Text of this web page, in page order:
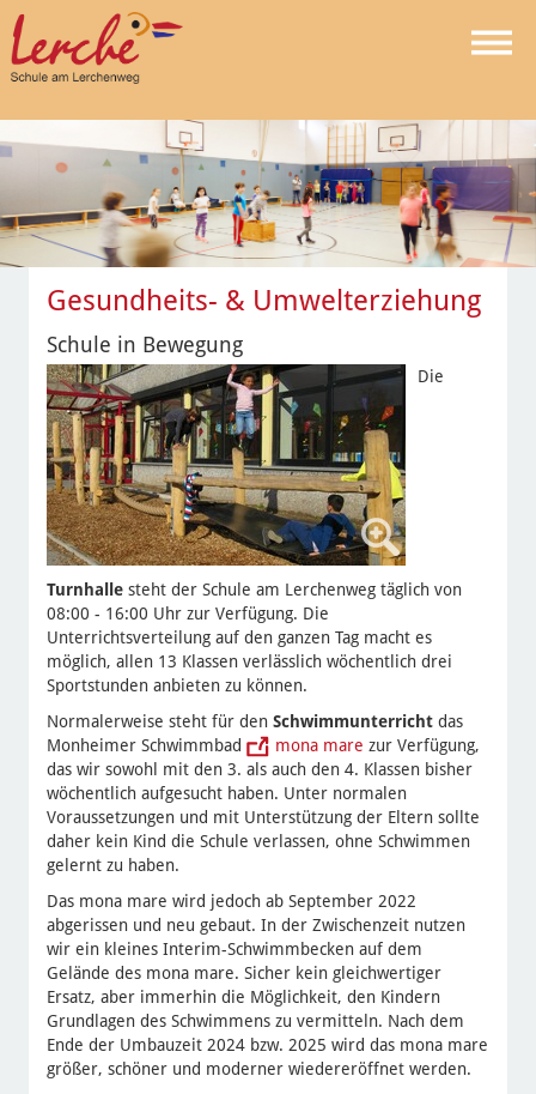
Gesundheits- & Umwelterziehung
Schule in Bewegung
Die
Turnhalle steht der Schule am Lerchenweg täglich von
08:00 - 16:00 Uhr zur Verfügung. Die
Unterrichtsverteilung auf den ganzen Tag macht es
möglich, allen 13 Klassen verlässlich wöchentlich drei
Sportstunden anbieten zu können.
Normalerweise steht für den Schwimmunterricht das
Monheimer Schwimmbad
mona mare zur Verfügung,
das wir sowohl mit den 3. als auch den 4. Klassen bisher
wöchentlich aufgesucht haben. Unter normalen
Voraussetzungen und mit Unterstützung der Eltern sollte
daher kein Kind die Schule verlassen, ohne Schwimmen
gelernt zu haben.
Das mona mare wird jedoch ab September 2022
abgerissen und neu gebaut. In der Zwischenzeit nutzen
wir ein kleines Interim-Schwimmbecken auf dem
Gelände des mona mare. Sicher kein gleichwertiger
Ersatz, aber immerhin die Möglichkeit, den Kindern
Grundlagen des Schwimmens zu vermitteln. Nach dem
Ende der Umbauzeit 2024 bzw. 2025 wird das mona mare
größer, schöner und moderner wiedereröffnet werden.